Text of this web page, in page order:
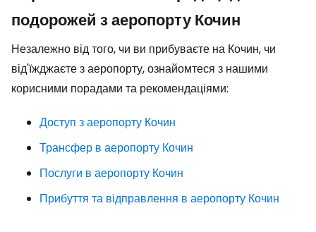
подорожей з аеропорту Кочин
Незалежно від того, чи ви прибуваєте на Кочин, чи
від'їжджаєте з аеропорту, ознайомтеся з нашими
корисними порадами та рекомендаціями:
Доступ з аеропорту Кочин
Трансфер в аеропорту Кочин
Послуги в аеропорту Кочин
Прибуття та відправлення в аеропорту Кочин